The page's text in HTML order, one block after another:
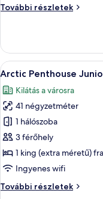
További részletek
Lapland
A
következő
szoba
összes
képének
megtekintése:
Arctic
Penthouse
Junior
Suite
16
Arctic Penthouse
Kilátás a városra
41 négyzetméter
1 hálószoba
3 férőhely
1 king (extra méretű)
Ingyenes wifi
További részletek
Arctic